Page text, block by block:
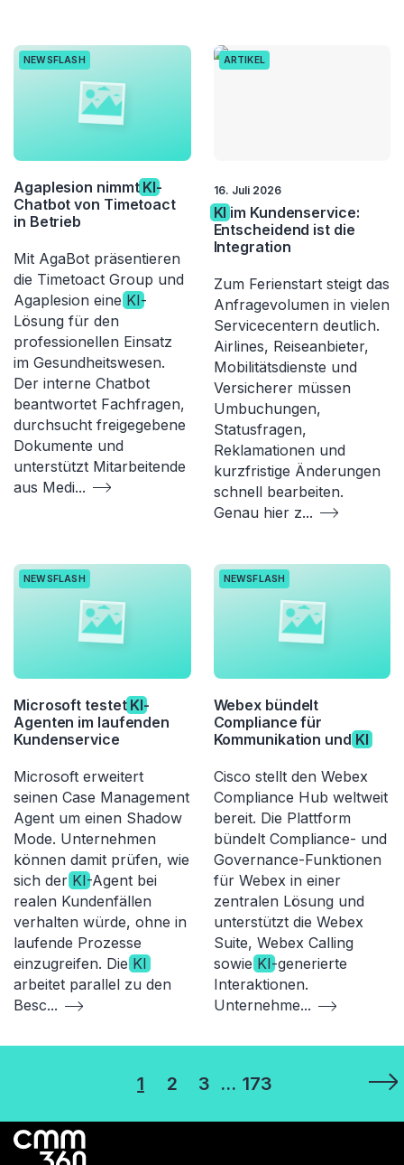
NEWSFLASH
Agaplesion nimmt KI-
Chatbot von Timetoact
in Betrieb
Mit AgaBot präsentieren
die Timetoact Group und
Agaplesion eine KI-
Lösung für den
professionellen Einsatz
im Gesundheitswesen.
Der interne Chatbot
beantwortet Fachfragen,
durchsucht freigegebene
Dokumente und
unterstützt Mitarbeitende
aus Medi...
ARTIKEL
16. Juli 2026
KI im Kundenservice:
Entscheidend ist die
Integration
Zum Ferienstart steigt das
Anfragevolumen in vielen
Servicecentern deutlich.
Airlines, Reiseanbieter,
Mobilitätsdienste und
Versicherer müssen
Umbuchungen,
Statusfragen,
Reklamationen und
kurzfristige Änderungen
schnell bearbeiten.
Genau hier z...
NEWSFLASH
Microsoft testet KI-
Agenten im laufenden
Kundenservice
Microsoft erweitert
seinen Case Management
Agent um einen Shadow
Mode. Unternehmen
können damit prüfen, wie
sich der KI-Agent bei
realen Kundenfällen
verhalten würde, ohne in
laufende Prozesse
einzugreifen. Die KI
arbeitet parallel zu den
Besc...
NEWSFLASH
Webex bündelt
Compliance für
Kommunikation und KI
Cisco stellt den Webex
Compliance Hub weltweit
bereit. Die Plattform
bündelt Compliance- und
Governance-Funktionen
für Webex in einer
zentralen Lösung und
unterstützt die Webex
Suite, Webex Calling
sowie KI-generierte
Interaktionen.
Unternehme...
Seitennummerierung
der
Beiträge
1 2 3 … 173